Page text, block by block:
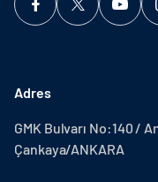
Adres
GMK Bulvarı No:140 /
Çankaya/ANKARA